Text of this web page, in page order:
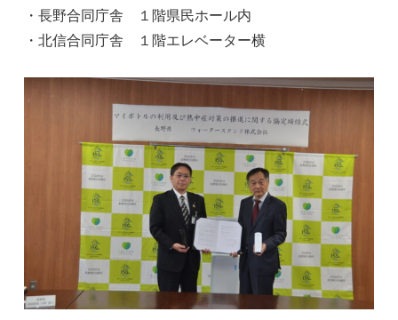
・長野合同庁舎 １階県民ホール内
・北信合同庁舎 １階エレベーター横